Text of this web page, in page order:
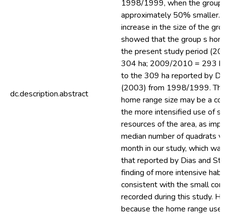
dc.description.abstract
1998/1999, when the group
approximately 50% smaller.
increase in the size of the
showed that the group s
the present study period
304 ha; 2009/2010 = 293
to the 309 ha reported by
(2003) from 1998/1999.
home range size may be a
the more intensified use of
resources of the area, as
median number of quadrats
month in our study, which
that reported by Dias and
finding of more intensive
consistent with the small
recorded during this study.
because the home range